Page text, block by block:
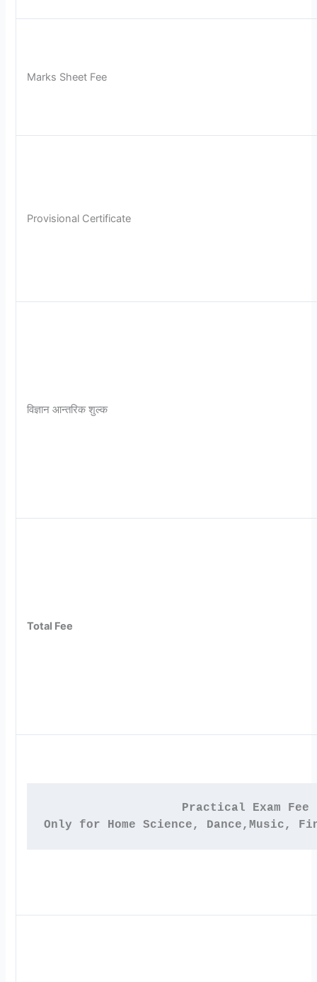
Marks Sheet Fee
Provisional Certificate
विज्ञान आन्तरिक शुल्क
Total Fee
Practical Exam Fee
Only for Home Science, Dance,Music,